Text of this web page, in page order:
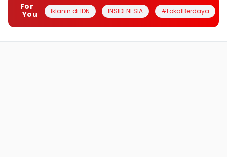
For
You
Iklanin di IDN INSIDENESIA #LokalBerdaya